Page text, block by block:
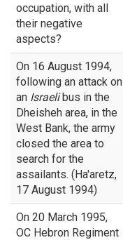
occupation, with all
their negative
aspects?
On 16 August 1994,
following an attack on
an Israelibus in the
Dheisheh area, in the
West Bank, the army
closed the area to
search for the
assailants. (Ha'aretz,
17 August 1994)
On 20 March 1995,
OC Hebron Regiment